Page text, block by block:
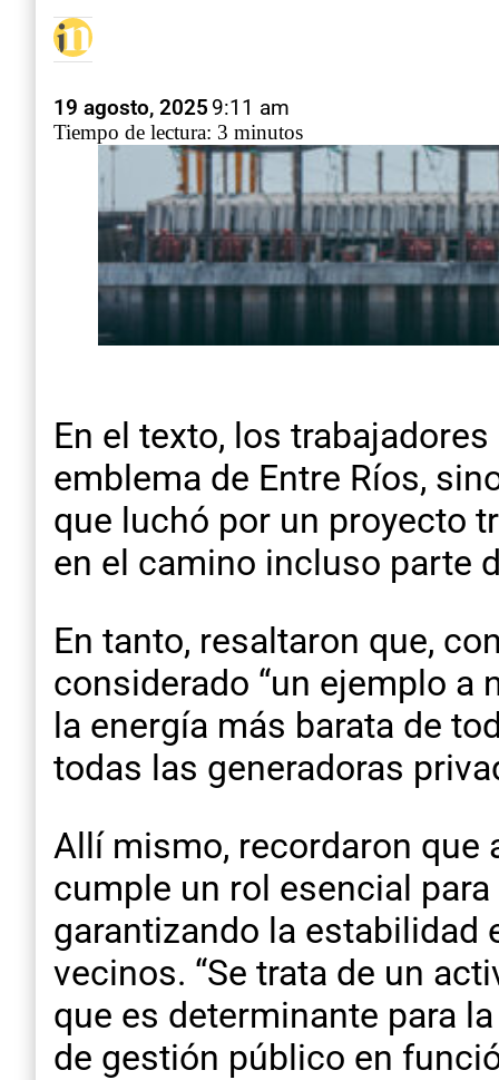
19 agosto, 2025 9:11 am
Tiempo de lectura: 3 minutos
En el texto, los
emblema de Entre Ríos,
que luchó por un proyecto
en el camino incluso parte
En tanto, resaltaron que,
considerado “un ejemplo a
la energía más barata de
todas las generadoras
Allí mismo, recordaron que
cumple un rol esencial
garantizando la
vecinos. “Se trata de un
que es determinante para
de gestión público en